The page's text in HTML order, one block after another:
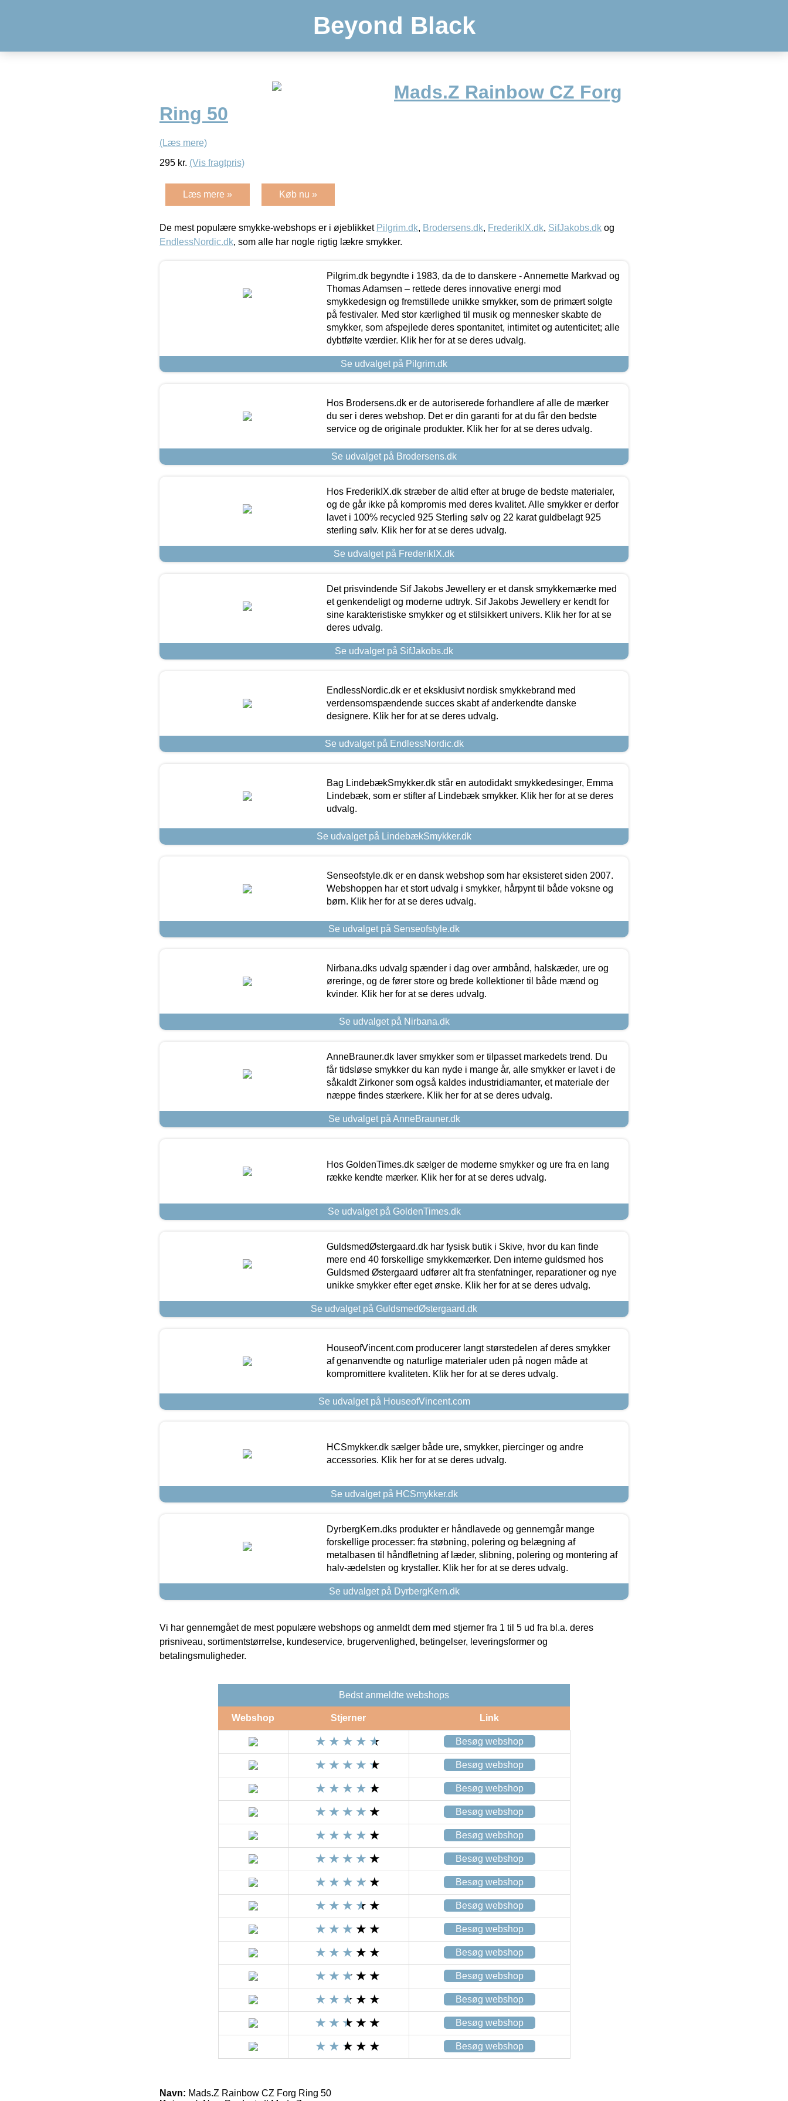
Beyond Black
Mads.Z Rainbow CZ Forg
Ring 50
(Læs mere)
295 kr. (Vis fragtpris)
Læs mere » Køb nu »
De mest populære smykke-webshops er i øjeblikket Pilgrim.dk, Brodersens.dk, FrederikIX.dk, SifJakobs.dk og
EndlessNordic.dk, som alle har nogle rigtig lækre smykker.
Pilgrim.dk begyndte i 1983, da de to danskere - Annemette Markvad og
Thomas Adamsen – rettede deres innovative energi mod
smykkedesign og fremstillede unikke smykker, som de primært solgte
på festivaler. Med stor kærlighed til musik og mennesker skabte de
smykker, som afspejlede deres spontanitet, intimitet og autenticitet; alle
dybtfølte værdier. Klik her for at se deres udvalg.
Se udvalget på Pilgrim.dk
Hos Brodersens.dk er de autoriserede forhandlere af alle de mærker
du ser i deres webshop. Det er din garanti for at du får den bedste
service og de originale produkter. Klik her for at se deres udvalg.
Se udvalget på Brodersens.dk
Hos FrederikIX.dk stræber de altid efter at bruge de bedste materialer,
og de går ikke på kompromis med deres kvalitet. Alle smykker er derfor
lavet i 100% recycled 925 Sterling sølv og 22 karat guldbelagt 925
sterling sølv. Klik her for at se deres udvalg.
Se udvalget på FrederikIX.dk
Det prisvindende Sif Jakobs Jewellery er et dansk smykkemærke med
et genkendeligt og moderne udtryk. Sif Jakobs Jewellery er kendt for
sine karakteristiske smykker og et stilsikkert univers. Klik her for at se
deres udvalg.
Se udvalget på SifJakobs.dk
EndlessNordic.dk er et eksklusivt nordisk smykkebrand med
verdensomspændende succes skabt af anderkendte danske
designere. Klik her for at se deres udvalg.
Se udvalget på EndlessNordic.dk
Bag LindebækSmykker.dk står en autodidakt smykkedesinger, Emma
Lindebæk, som er stifter af Lindebæk smykker. Klik her for at se deres
udvalg.
Se udvalget på LindebækSmykker.dk
Senseofstyle.dk er en dansk webshop som har eksisteret siden 2007.
Webshoppen har et stort udvalg i smykker, hårpynt til både voksne og
børn. Klik her for at se deres udvalg.
Se udvalget på Senseofstyle.dk
Nirbana.dks udvalg spænder i dag over armbånd, halskæder, ure og
øreringe, og de fører store og brede kollektioner til både mænd og
kvinder. Klik her for at se deres udvalg.
Se udvalget på Nirbana.dk
AnneBrauner.dk laver smykker som er tilpasset markedets trend. Du
får tidsløse smykker du kan nyde i mange år, alle smykker er lavet i de
såkaldt Zirkoner som også kaldes industridiamanter, et materiale der
næppe findes stærkere. Klik her for at se deres udvalg.
Se udvalget på AnneBrauner.dk
Hos GoldenTimes.dk sælger de moderne smykker og ure fra en lang
række kendte mærker. Klik her for at se deres udvalg.
Se udvalget på GoldenTimes.dk
GuldsmedØstergaard.dk har fysisk butik i Skive, hvor du kan finde
mere end 40 forskellige smykkemærker. Den interne guldsmed hos
Guldsmed Østergaard udfører alt fra stenfatninger, reparationer og nye
unikke smykker efter eget ønske. Klik her for at se deres udvalg.
Se udvalget på GuldsmedØstergaard.dk
HouseofVincent.com producerer langt størstedelen af deres smykker
af genanvendte og naturlige materialer uden på nogen måde at
kompromittere kvaliteten. Klik her for at se deres udvalg.
Se udvalget på HouseofVincent.com
HCSmykker.dk sælger både ure, smykker, piercinger og andre
accessories. Klik her for at se deres udvalg.
Se udvalget på HCSmykker.dk
DyrbergKern.dks produkter er håndlavede og gennemgår mange
forskellige processer: fra støbning, polering og belægning af
metalbasen til håndfletning af læder, slibning, polering og montering af
halv-ædelsten og krystaller. Klik her for at se deres udvalg.
Se udvalget på DyrbergKern.dk
Vi har gennemgået de mest populære webshops og anmeldt dem med stjerner fra 1 til 5 ud fra bl.a. deres
prisniveau, sortimentstørrelse, kundeservice, brugervenlighed, betingelser, leveringsformer og
betalingsmuligheder.
Bedst anmeldte webshops
Webshop Stjerner Link
Besøg webshop
Besøg webshop
Besøg webshop
Besøg webshop
Besøg webshop
Besøg webshop
Besøg webshop
Besøg webshop
Besøg webshop
Besøg webshop
Besøg webshop
Besøg webshop
Besøg webshop
Besøg webshop
Navn: Mads.Z Rainbow CZ Forg Ring 50